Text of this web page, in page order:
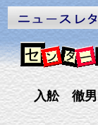
入舩 徹男